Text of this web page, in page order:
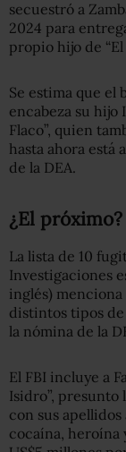
secuestró a
2024 para
propio hijo de
Se estima que el
encabeza su hijo
Flaco”, quien
hasta ahora está
de la DEA.
¿El próximo?
La lista de 10
Investigaciones
inglés)
distintos tipos
la nómina de la
El FBI incluye a
Isidro”,
con sus
cocaína, heroína